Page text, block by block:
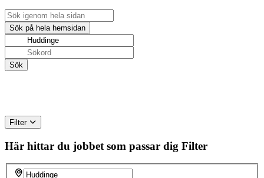
Filter
Här hittar du jobbet som passar dig Filter